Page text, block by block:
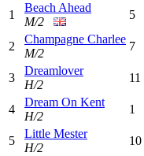
1
Beach Ahead
M/2
5
2
Champagne Charlee
M/2
7
3
Dreamlover
H/2
11
4
Dream On Kent
H/2
1
5
Little Mester
H/2
10